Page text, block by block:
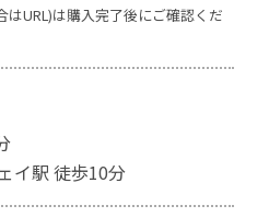
URL)は購入完了後にご確認くだ
イ駅 徒歩10分